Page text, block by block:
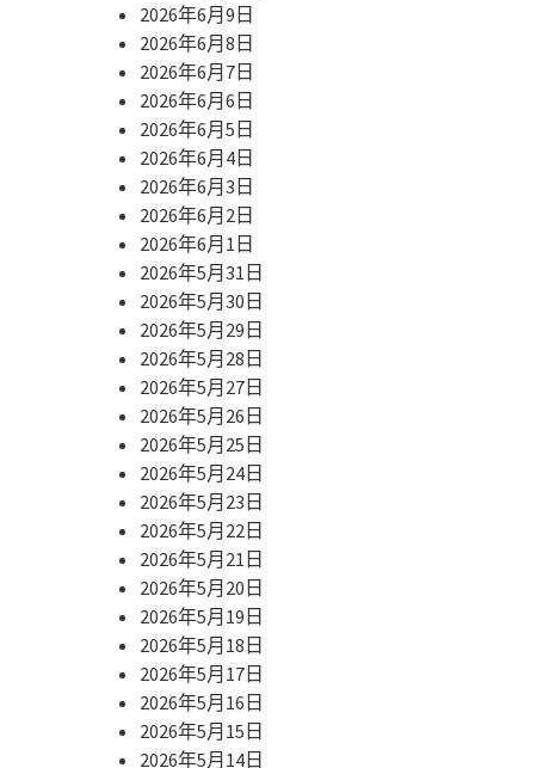
2026年6月9日
2026年6月8日
2026年6月7日
2026年6月6日
2026年6月5日
2026年6月4日
2026年6月3日
2026年6月2日
2026年6月1日
2026年5月31日
2026年5月30日
2026年5月29日
2026年5月28日
2026年5月27日
2026年5月26日
2026年5月25日
2026年5月24日
2026年5月23日
2026年5月22日
2026年5月21日
2026年5月20日
2026年5月19日
2026年5月18日
2026年5月17日
2026年5月16日
2026年5月15日
2026年5月14日